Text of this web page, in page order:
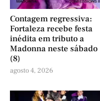
Contagem regressiva:
Fortaleza recebe festa
inédita em tributo a
Madonna neste sábado
(8)
agosto 4, 2026